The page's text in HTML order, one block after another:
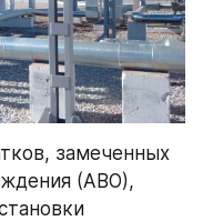
замеченных
(АВО),